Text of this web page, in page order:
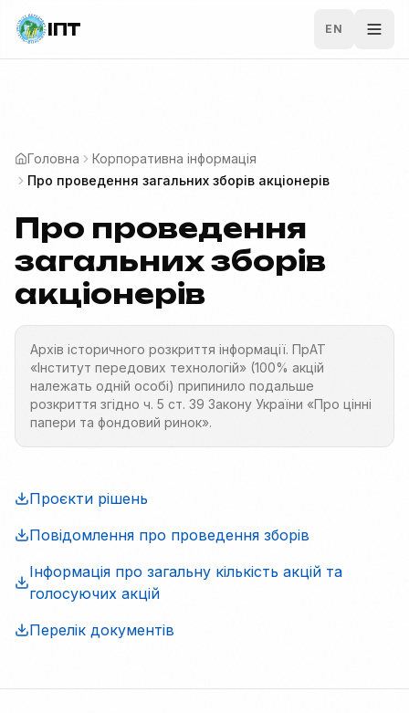
Перейти до основного вмісту
ІПТ EN
Головна
Корпоративна інформація
Про проведення загальних зборів акціонерів
Про проведення
загальних зборів
акціонерів
Архів історичного розкриття інформації. ПрАТ
«Інститут передових технологій» (100% акцій
належать одній особі) припинило подальше
розкриття згідно ч. 5 ст. 39 Закону України «Про цінні
папери та фондовий ринок».
Проєкти рішень
Повідомлення про проведення зборів
Інформація про загальну кількість акцій та
голосуючих акцій
Перелік документів